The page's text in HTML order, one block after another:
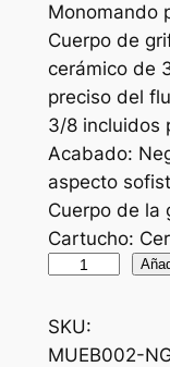
Monomando
Cuerpo de
cerámico de
preciso del
3/8 incluidos
Acabado:
aspecto
Cuerpo de la
Cartucho:
i
f
SKU:
MUEB002-